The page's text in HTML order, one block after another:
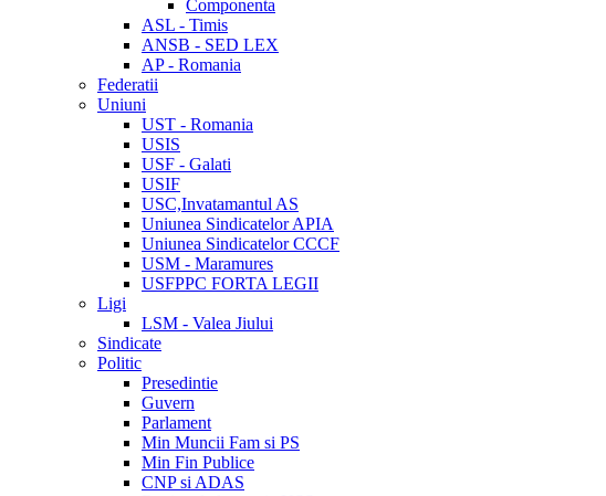
Componenta
ASL - Timis
ANSB - SED LEX
AP - Romania
Federatii
Uniuni
UST - Romania
USIS
USF - Galati
USIF
USC,Invatamantul AS
Uniunea Sindicatelor APIA
Uniunea Sindicatelor CCCF
USM - Maramures
USFPPC FORTA LEGII
Ligi
LSM - Valea Jiului
Sindicate
Politic
Presedintie
Guvern
Parlament
Min Muncii Fam si PS
Min Fin Publice
CNP si ADAS